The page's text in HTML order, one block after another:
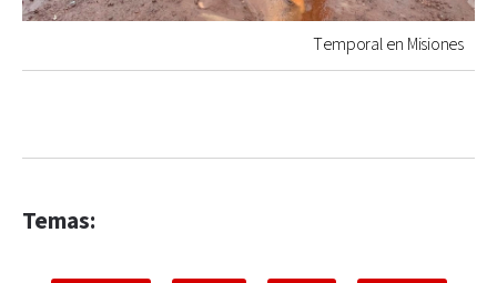
Temporal en Misiones
Temas: